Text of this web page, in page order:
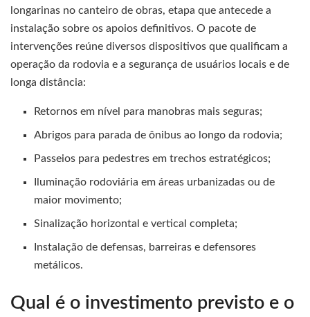
longarinas no canteiro de obras, etapa que antecede a
instalação sobre os apoios definitivos. O pacote de
intervenções reúne diversos dispositivos que qualificam a
operação da rodovia e a segurança de usuários locais e de
longa distância:
Retornos em nível para manobras mais seguras;
Abrigos para parada de ônibus ao longo da rodovia;
Passeios para pedestres em trechos estratégicos;
Iluminação rodoviária em áreas urbanizadas ou de
maior movimento;
Sinalização horizontal e vertical completa;
Instalação de defensas, barreiras e defensores
metálicos.
Qual é o investimento previsto e o